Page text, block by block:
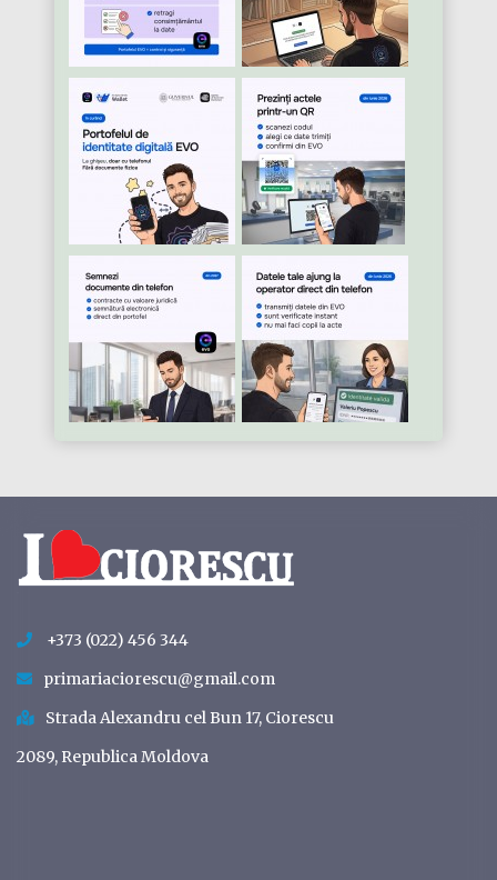
+373 (022) 456 344
primariaciorescu@gmail.com
Strada Alexandru cel Bun 17, Ciorescu
2089, Republica Moldova